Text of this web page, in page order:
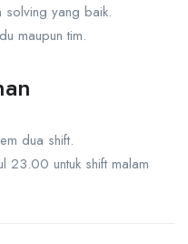
solving yang baik.
maupun tim.
dua shift.
23.00 untuk shift malam